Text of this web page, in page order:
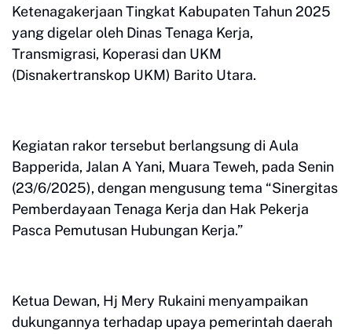
Ketenagakerjaan Tingkat Kabupaten Tahun 2025
yang digelar oleh Dinas Tenaga Kerja,
Transmigrasi, Koperasi dan UKM
(Disnakertranskop UKM) Barito Utara.
Kegiatan rakor tersebut berlangsung di Aula
Bapperida, Jalan A Yani, Muara Teweh, pada Senin
(23/6/2025), dengan mengusung tema “Sinergitas
Pemberdayaan Tenaga Kerja dan Hak Pekerja
Pasca Pemutusan Hubungan Kerja.”
Ketua Dewan, Hj Mery Rukaini menyampaikan
dukungannya terhadap upaya pemerintah daerah